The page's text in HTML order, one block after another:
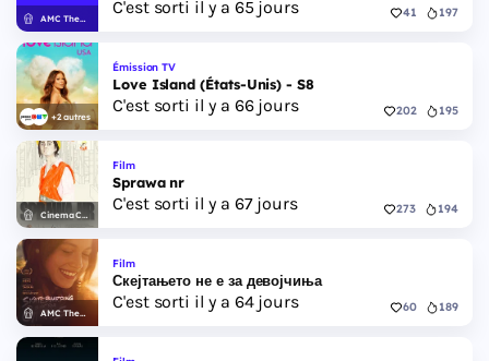
AMC Theatres
C'est sorti il y a 65 jours 41 197
+2 autres
Émission TV
Love Island (États-Unis) - S8
C'est sorti il y a 66 jours 202 195
Cinema City
Film
Sprawa nr
C'est sorti il y a 67 jours 273 194
AMC Theatres
Film
Скејтањето не е за девојчиња
C'est sorti il y a 64 jours 60 189